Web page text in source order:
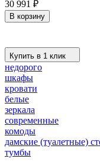
30 991 ₽
В корзину
Купить в 1 клик
недорого
шкафы
кровати
белые
зеркала
современные
комоды
дамские (туалетные)
тумбы